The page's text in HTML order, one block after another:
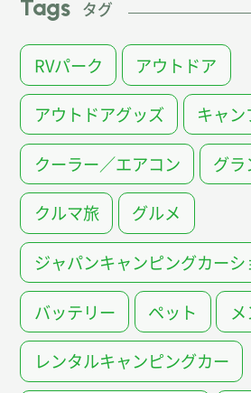
Tags タグ
RVパーク アウトドア
アウトドアグッズ キャン
クーラー／エアコン グラ
クルマ旅 グルメ
ジャパンキャンピングカーシ
バッテリー ペット
レンタルキャンピングカー